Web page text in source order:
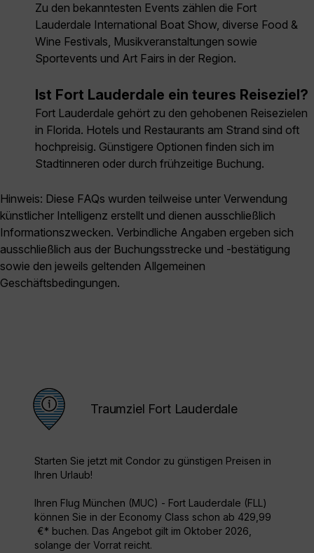
Zu den bekanntesten Events zählen die Fort
Lauderdale International Boat Show, diverse Food &
Wine Festivals, Musikveranstaltungen sowie
Sportevents und Art Fairs in der Region.
Ist Fort Lauderdale ein teures Reiseziel?
Fort Lauderdale gehört zu den gehobenen Reisezielen
in Florida. Hotels und Restaurants am Strand sind oft
hochpreisig. Günstigere Optionen finden sich im
Stadtinneren oder durch frühzeitige Buchung.
Hinweis: Diese FAQs wurden teilweise unter Verwendung
künstlicher Intelligenz erstellt und dienen ausschließlich
Informationszwecken. Verbindliche Angaben ergeben sich
ausschließlich aus der Buchungsstrecke und -bestätigung
sowie den jeweils geltenden Allgemeinen
Geschäftsbedingungen.
Traumziel Fort Lauderdale
Starten Sie jetzt mit Condor zu günstigen Preisen in
Ihren Urlaub!
Ihren Flug München (MUC) - Fort Lauderdale (FLL)
können Sie in der Economy Class schon ab 429,99
€* buchen. Das Angebot gilt im Oktober 2026,
solange der Vorrat reicht.